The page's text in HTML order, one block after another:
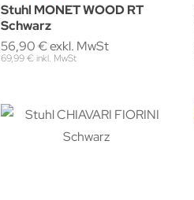
Stuhl MONET WOOD RT
Schwarz
56,90 € exkl. MwSt
69,99 € inkl. MwSt